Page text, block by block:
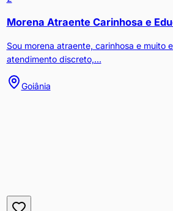
Morena Atraente Carinhosa e
Sou morena atraente, carinhosa e muito
atendimento discreto,...
Goiânia